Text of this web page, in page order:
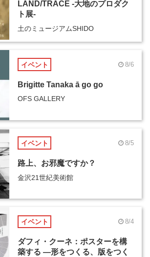
LAND/TRACE -大地のプロダク
ト展-
土のミュージアムSHIDO
イベント 8/6
Brigitte Tanaka ā go go
OFS GALLERY
イベント 8/5
路上、お邪魔ですか？
金沢21世紀美術館
イベント 8/4
ダフィ・クーネ：ポスターを構
築する ―形をつくる、版をつく